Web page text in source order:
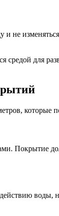
не
средой для
которые
Покрытие
воды,